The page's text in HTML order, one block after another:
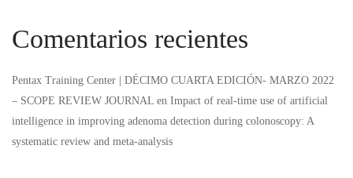
Comentarios recientes
Pentax Training Center | DÉCIMO CUARTA EDICIÓN- MARZO 2022
– SCOPE REVIEW JOURNAL en Impact of real-time use of artificial
intelligence in improving adenoma detection during colonoscopy: A
systematic review and meta-analysis